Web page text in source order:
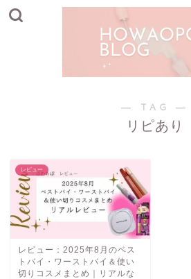
― TAG ―
リピあり
レビュー
レビュー：2025年8月のベス
トバイ・ワーストバイ＆使い
切りコスメまとめ｜リアルな